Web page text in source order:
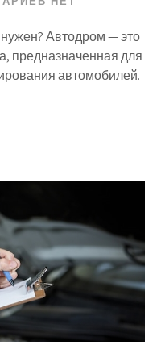
Автодром — это
предназначенная для
автомобилей.